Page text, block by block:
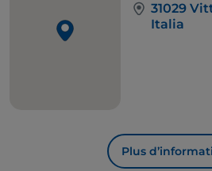
31029
Italia
Plus